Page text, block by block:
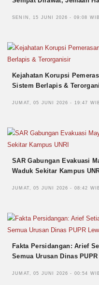
SENIN, 15 JUNI 2026 - 09:08 WIB
Kejahatan Korupsi
Sistem Berlapis &
JUMAT, 05 JUNI 2026 - 19:47
SAR Gabungan Evakuasi
Waduk Sekitar Kampus
JUMAT, 05 JUNI 2026 - 08:42
Fakta Persidangan: Arief
Semua Urusan Dinas
JUMAT, 05 JUNI 2026 - 00:54